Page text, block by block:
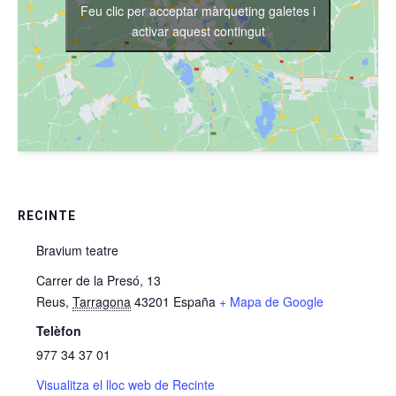
RECINTE
Bravium teatre
Carrer de la Presó, 13
Reus, Tarragona 43201 España + Mapa de Google
Telèfon
977 34 37 01
Visualitza el lloc web de Recinte
Feu clic per acceptar màrqueting galetes i
activar aquest contingut